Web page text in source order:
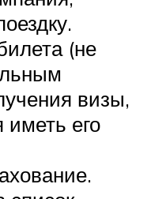
(не
визы,
иметь его